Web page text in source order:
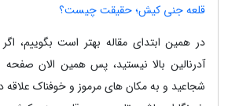
قلعه جنی کیش؛ حقیقت چیست؟
در همین ابتدای مقاله بهتر است بگوییم،
آدرنالین بالا نیستید، پس همین الان صفحه
شجاعید و به مکان های مرموز و خوفناک علاقه